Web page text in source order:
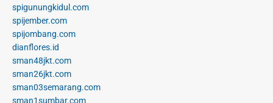
spigunungkidul.com
spijember.com
spijombang.com
dianflores.id
sman48jkt.com
sman26jkt.com
sman03semarang.com
sman1sumbar.com